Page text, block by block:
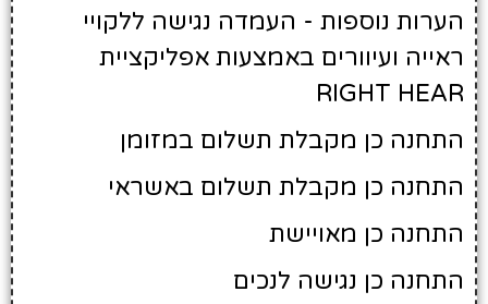
הערות נוספות - העמדה נגישה ללקויי
ראייה ועיוורים באמצעות אפליקציית
RIGHT HEAR
התחנה כן מקבלת תשלום במזומן
התחנה כן מקבלת תשלום באשראי
התחנה כן מאויישת
התחנה כן נגישה לנכים